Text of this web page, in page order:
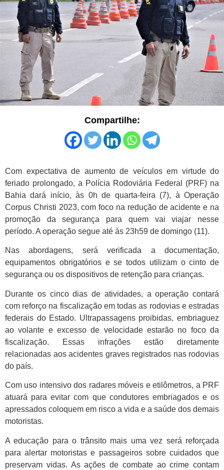
Compartilhe:
Com expectativa de aumento de veículos em virtude do
feriado prolongado, a Polícia Rodoviária Federal (PRF) na
Bahia dará início, às 0h de quarta-feira (7), à Operação
Corpus Christi 2023, com foco na redução de acidente e na
promoção da segurança para quem vai viajar nesse
período. A operação segue até às 23h59 de domingo (11).
Nas abordagens, será verificada a documentação,
equipamentos obrigatórios e se todos utilizam o cinto de
segurança ou os dispositivos de retenção para crianças.
Durante os cinco dias de atividades, a operação contará
com reforço na fiscalização em todas as rodovias e estradas
federais do Estado. Ultrapassagens proibidas, embriaguez
ao volante e excesso de velocidade estarão no foco da
fiscalização. Essas infrações estão diretamente
relacionadas aos acidentes graves registrados nas rodovias
do país.
Com uso intensivo dos radares móveis e etilômetros, a PRF
atuará para evitar com que condutores embriagados e os
apressados coloquem em risco a vida e a saúde dos demais
motoristas.
A educação para o trânsito mais uma vez será reforçada
para alertar motoristas e passageiros sobre cuidados que
preservam vidas. As ações de combate ao crime contam